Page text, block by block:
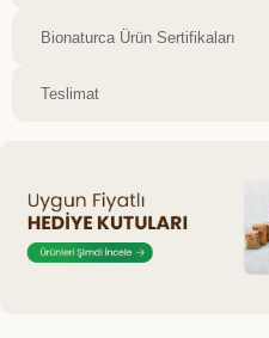
Bionaturca Ürün Sertifikaları
Teslimat